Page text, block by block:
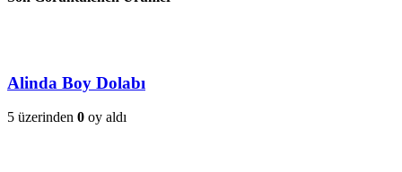
Alinda Boy Dolabı
5 üzerinden 0 oy aldı